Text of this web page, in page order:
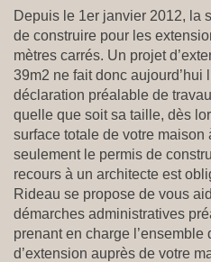
Depuis le 1er janvier 2012, la
de construire pour les
mètres carrés. Un projet
39m2 ne fait donc aujourd’hui
déclaration préalable de
quelle que soit sa taille, dès
surface totale de votre maison
seulement le permis de
recours à un architecte est
Rideau se propose de vous
démarches administratives
prenant en charge
d’extension auprès de votre